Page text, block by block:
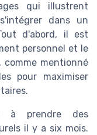
qui illustrent
dans un
d'abord, il est
personnel et le
comme mentionné
pour maximiser
à prendre des
il y a six mois.